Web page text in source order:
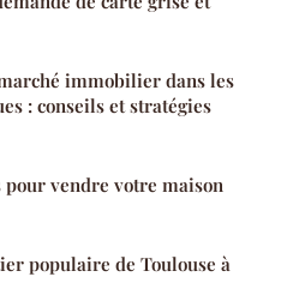
immobilier dans les
: conseils et stratégies
pour vendre votre maison
populaire de Toulouse à